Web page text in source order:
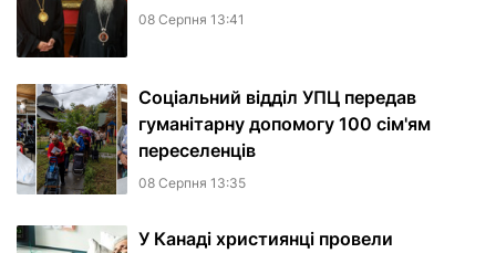
08 Серпня 13:41
Соціальний відділ УПЦ передав
гуманітарну допомогу 100 сім'ям
переселенців
08 Серпня 13:35
У Канаді християнці провели